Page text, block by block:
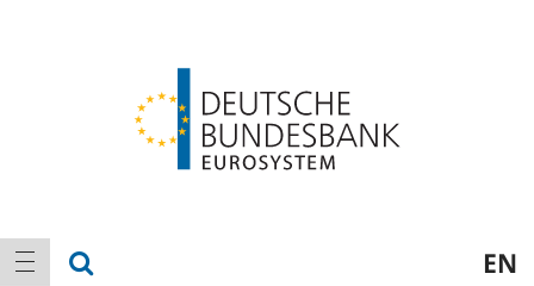
Hauptnavigation
Navigation anzeigen EN